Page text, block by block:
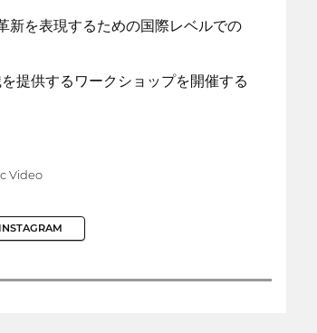
新を表現するための国際レベルでの
提供するワークショップを開催する
Video
INSTAGRAM